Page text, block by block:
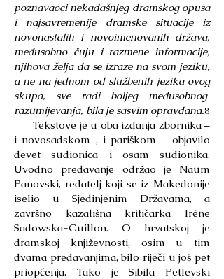
poznavaoci nekadašnjeg dramskog opusa
i najsavremenije dramske situacije iz
novonastalih i novoimenovanih država,
međusobno čuju i razmene informacije,
njihova želja da se izraze na svom jeziku,
a ne na jednom od službenih jezika ovog
skupa, sve radi boljeg međusobnog
razumijevanja, bila je sasvim opravdana.8
Tekstove je u oba izdanja zbornika –
i novosadskom , i pariškom – objavilo
devet sudionica i osam sudionika.
Uvodno predavanje održao je Naum
Panovski, redatelj koji se iz Makedonije
iselio u Sjedinjenim Državama, a
završno kazališna kritičarka Irène
Sadowska-Guillon. O hrvatskoj je
dramskoj književnosti, osim u tim
dvama predavanjima, bilo riječi u još pet
priopćenja. Tako je Sibila Petlevski